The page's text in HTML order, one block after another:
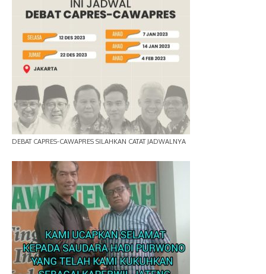
DEBAT CAPRES-CAWAPRES SILAHKAN CATAT JADWALNYA